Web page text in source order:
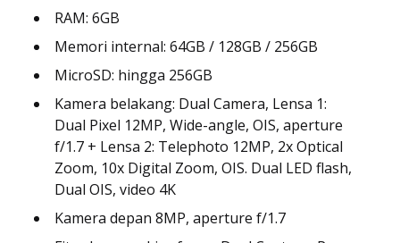
RAM: 6GB
Memori internal: 64GB / 128GB / 256GB
MicroSD: hingga 256GB
Kamera belakang: Dual Camera, Lensa 1:
Dual Pixel 12MP, Wide-angle, OIS, aperture
f/1.7 + Lensa 2: Telephoto 12MP, 2x Optical
Zoom, 10x Digital Zoom, OIS. Dual LED flash,
Dual OIS, video 4K
Kamera depan 8MP, aperture f/1.7